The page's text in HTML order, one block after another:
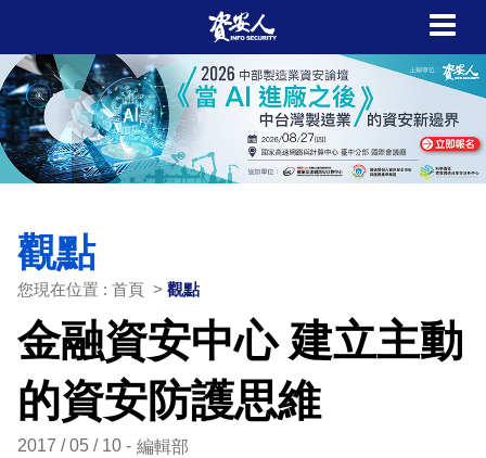
觀點
您現在位置 : 首頁 > 觀點
金融資安中心 建立主動
的資安防護思維
2017 / 05 / 10 編輯部